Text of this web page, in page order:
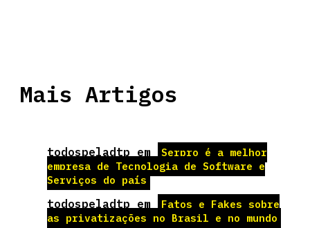
Mais Artigos
todospeladtp em
Serpro é a melhor
empresa de Tecnologia de Software e
Serviços do país
todospeladtp em
Fatos e Fakes sobre
as privatizações no Brasil e no mundo